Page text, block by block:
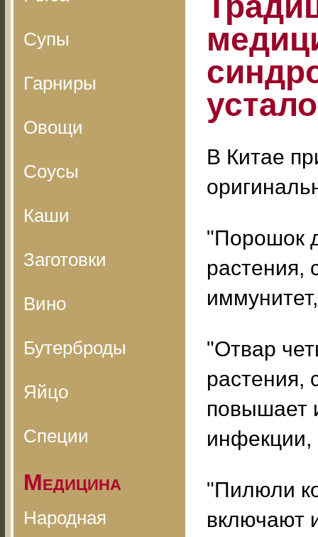
Супы
Гарниры
Овощи
Соусы
Каши
Заготовки
Вино
Бутерброды
Яйцо
Специи
Медицина
Народная
В Китае
"Порошок
растения,
"Отвар
растения,
повышает
инфекции,
"Пилюли
включают